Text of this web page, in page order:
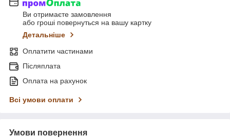
Ви отримаєте замовлення
або гроші повернуться на вашу картку
Детальніше
Оплатити частинами
Післяплата
Оплата на рахунок
Всі умови оплати
Умови повернення